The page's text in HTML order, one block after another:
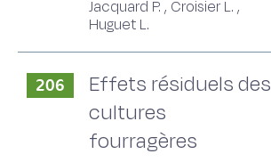
Jacquard P. , Croisier L. ,
Huguet L.
206
Effets résiduels des
cultures
fourragères